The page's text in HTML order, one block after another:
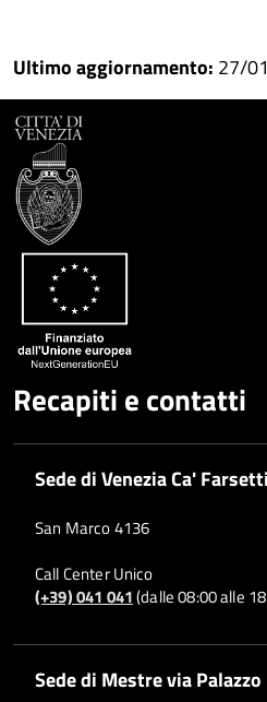
Ultimo aggiornamento: 27/
Recapiti e contatti
Sede di Venezia Ca' Farsetti
San Marco 4136
Call Center Unico
(+39) 041 041(dalle 08:00 alle
Sede di Mestre via Palazzo